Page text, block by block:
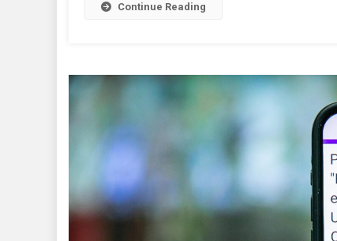
Continue Reading